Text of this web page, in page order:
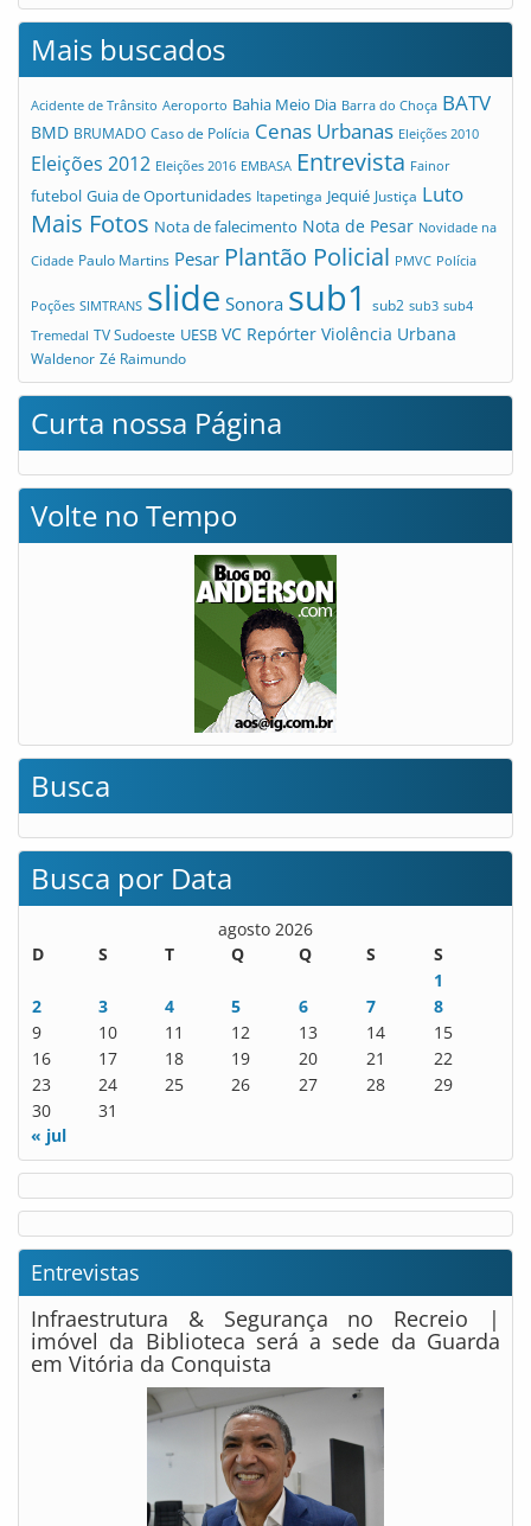
Mais buscados
Acidente de Trânsito Aeroporto Bahia Meio Dia Barra do Choça BATV
BMD BRUMADO Caso de Polícia Cenas Urbanas Eleições 2010
Eleições 2012 Eleições 2016 EMBASA Entrevista Fainor
futebol Guia de Oportunidades Itapetinga Jequié Justiça Luto
Mais Fotos Nota de falecimento Nota de Pesar Novidade na
Cidade Paulo Martins Pesar Plantão Policial PMVC Polícia
Poções SIMTRANS slide Sonora sub1 sub2 sub3 sub4
Tremedal TV Sudoeste UESB VC Repórter Violência Urbana
Waldenor Zé Raimundo
Curta nossa Página
Volte no Tempo
Busca
Busca por Data
agosto 2026
D
S T Q Q S
S
1
2
3 4 5 6 7
8
9
10 11 12 13 14
15
16
17 18 19 20 21
22
23
24 25 26 27 28
29
30
31
« jul
Entrevistas
Infraestrutura & Segurança no Recreio |
imóvel da Biblioteca será a sede da Guarda
em Vitória da Conquista